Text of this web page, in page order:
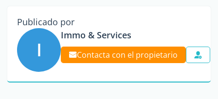
Publicado por
I
Immo & Services
Contacta con el propietario